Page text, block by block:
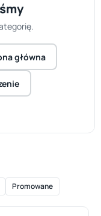
główna
Promowane